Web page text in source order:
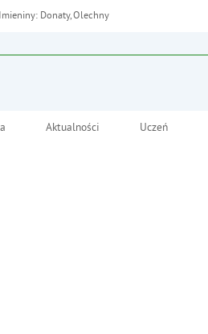
Imieniny: Donaty, Olechny
Aktualności Uczeń